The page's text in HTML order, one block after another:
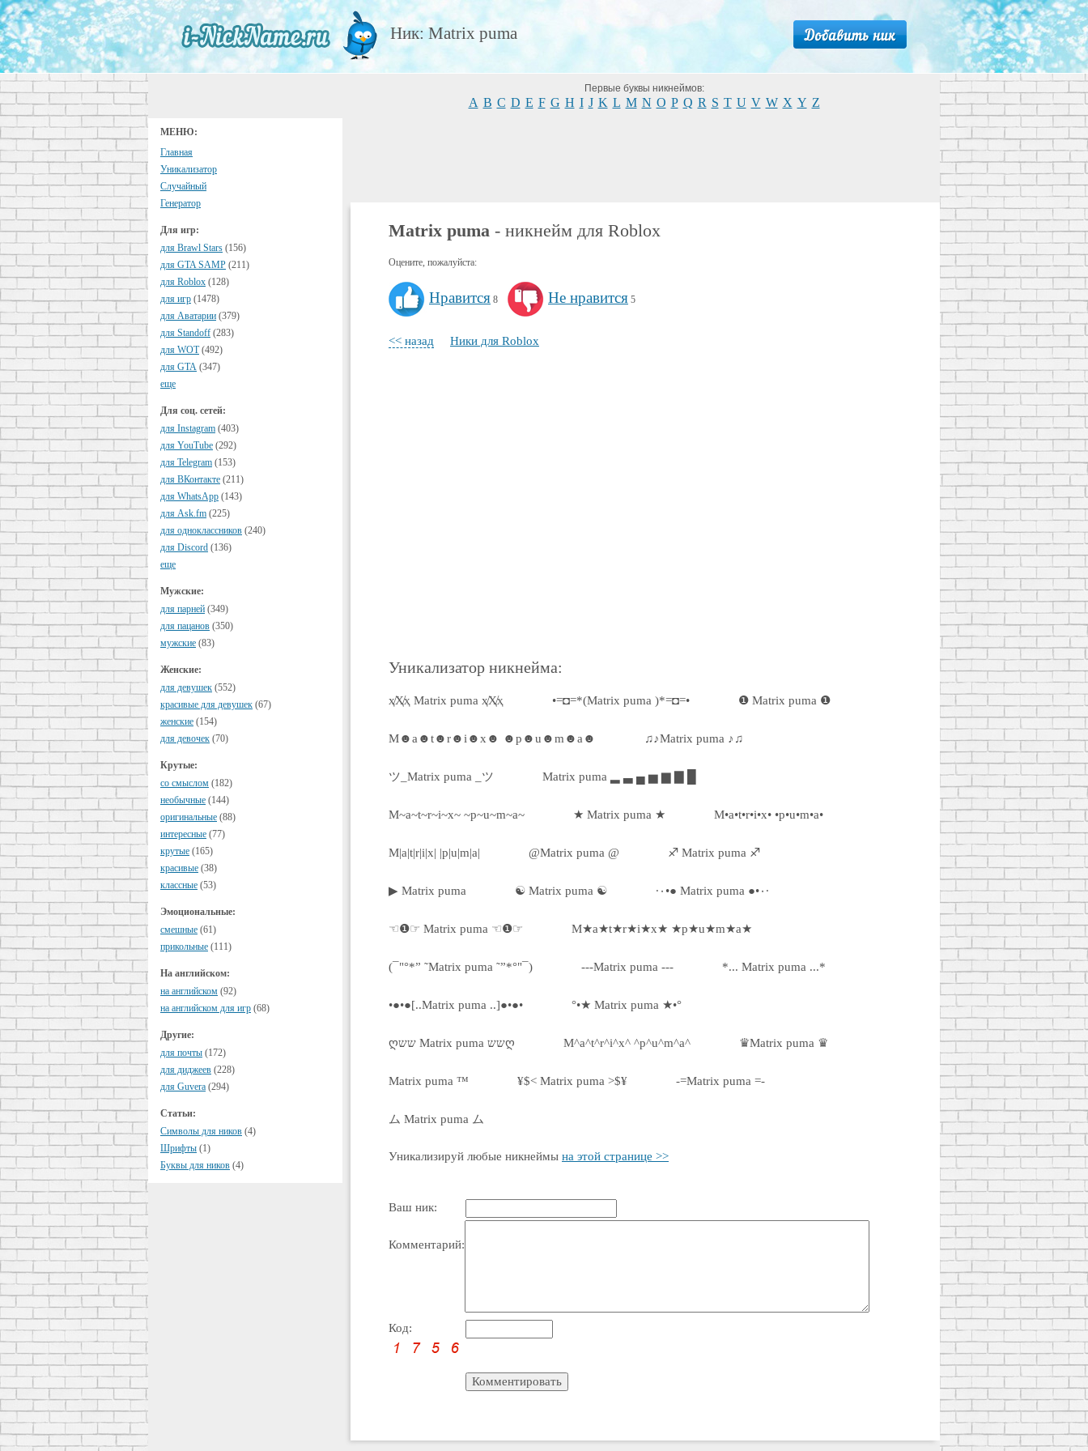
Ник: Matrix puma
МЕНЮ:
Главная
Уникализатор
Случайный
Генератор
Для игр:
для Brawl Stars (156)
для GTA SAMP (211)
для Roblox (128)
для игр (1478)
для Аватарии (379)
для Standoff (283)
для WOT (492)
для GTA (347)
еще
Для соц. сетей:
для Instagram (403)
для YouTube (292)
для Telegram (153)
для ВКонтакте (211)
для WhatsApp (143)
для Ask.fm (225)
для одноклассников (240)
для Discord (136)
еще
Мужские:
для парней (349)
для пацанов (350)
мужские (83)
Женские:
для девушек (552)
красивые для девушек (67)
женские (154)
для девочек (70)
Крутые:
cо смыслом (182)
необычные (144)
оригинальные (88)
интересные (77)
крутые (165)
красивые (38)
классные (53)
Эмоциональные:
смешные (61)
прикольные (111)
На английском:
на английском (92)
на английском для игр (68)
Другие:
для почты (172)
для диджеев (228)
для Guvera (294)
Статьи:
Символы для ников (4)
Шрифты (1)
Буквы для ников (4)
Первые буквы никнеймов:
A B C D E F G H I J K L M N O P Q R S T U V W X Y Z
Matrix puma - никнейм для Roblox
Оцените, пожалуйста:
Нравится 8 Не нравится 5
<< назад Ники для Roblox
Уникализатор никнейма:
ҳ̸Ҳ̸ҳ Matrix puma ҳ̸Ҳ̸ҳ •=◘=*(Matrix puma )*=◘=• ❶ Matrix puma ❶
M☻a☻t☻r☻i☻x☻ ☻p☻u☻m☻a☻ ♫♪Matrix puma ♪♫
ツ_Matrix puma _ツ Matrix puma ▂ ▃ ▄ ▅ ▆ ▇ █
M~a~t~r~i~x~ ~p~u~m~a~ ★ Matrix puma ★ M•a•t•r•i•x• •p•u•m•a•
M|a|t|r|i|x| |p|u|m|a| @Matrix puma @ ♐ Matrix puma ♐
▶ Matrix puma ☯ Matrix puma ☯ ·٠•● Matrix puma ●•٠·
☜❶☞ Matrix puma ☜❶☞ M★a★t★r★i★x★ ★p★u★m★a★
(¯"°*” ˜Matrix puma ˜”*°"¯) ---Matrix puma --- *... Matrix puma ...*
•●•●[..Matrix puma ..]●•●• °•★ Matrix puma ★•°
ღשש Matrix puma ששღ M^a^t^r^i^x^ ^p^u^m^a^ ♛Matrix puma ♛
Matrix puma ™ ¥$< Matrix puma >$¥ -=Matrix puma =-
ム Matrix puma ム
Уникализируй любые никнеймы на этой странице >>
Ваш ник:
Комментарий:
Код: